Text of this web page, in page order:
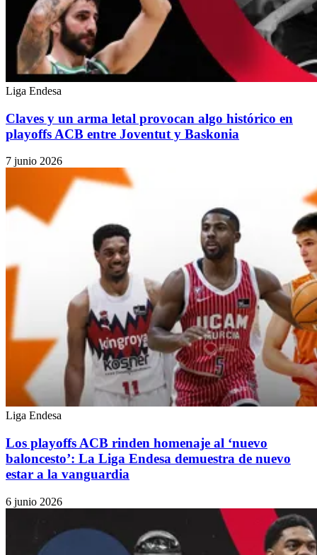
Liga Endesa
Claves y un arma letal provocan algo histórico en
playoffs ACB entre Joventut y Baskonia
7 junio 2026
Liga Endesa
Los playoffs ACB rinden homenaje al ‘nuevo
baloncesto’: La Liga Endesa demuestra de nuevo
estar a la vanguardia
6 junio 2026